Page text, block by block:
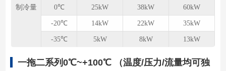
制冷量 0℃ 25kW 38kW 60kW
-20℃ 14kW 22kW 35kW
-35℃ 5kW 8kW 13kW
一拖二系列0℃~+100℃ （温度/压力/流量均可独